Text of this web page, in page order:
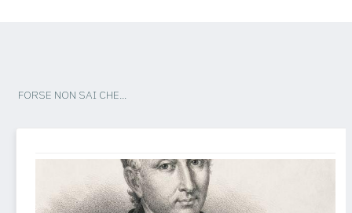
FORSE NON SAI CHE...